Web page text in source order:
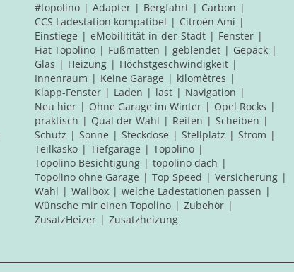
#topolino Adapter Bergfahrt
Carbon
CCS Ladestation kompatibel
Citroën Ami
Einstiege
eMobilitität-in-der-Stadt
Fenster
Fiat Topolino
Fußmatten geblendet
Gepäck
Glas
Heizung
Höchstgeschwindigkeit
Innenraum
Keine Garage
kilomètres
Klapp-Fenster
Laden last
Navigation
Neu hier
Ohne Garage im Winter
Opel Rocks
praktisch
Qual der Wahl Reifen
Scheiben
Schutz
Sonne Steckdose Stellplatz
Strom
Teilkasko
Tiefgarage
Topolino
Topolino Besichtigung
topolino dach
Topolino ohne Garage
Top Speed
Versicherung
Wahl
Wallbox
welche Ladestationen passen
Wünsche mir einen Topolino
Zubehör
ZusatzHeizer
Zusatzheizung